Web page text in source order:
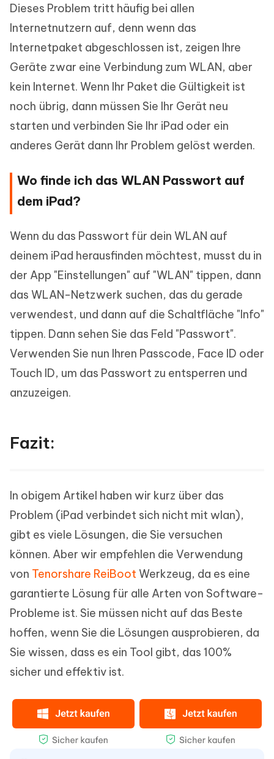
Dieses Problem tritt häufig bei allen
Internetnutzern auf, denn wenn das
Internetpaket abgeschlossen ist, zeigen Ihre
Geräte zwar eine Verbindung zum WLAN, aber
kein Internet. Wenn Ihr Paket die Gültigkeit ist
noch übrig, dann müssen Sie Ihr Gerät neu
starten und verbinden Sie Ihr iPad oder ein
anderes Gerät dann Ihr Problem gelöst werden.
Wo finde ich das WLAN Passwort auf
dem iPad?
Wenn du das Passwort für dein WLAN auf
deinem iPad herausfinden möchtest, musst du in
der App "Einstellungen" auf "WLAN" tippen, dann
das WLAN-Netzwerk suchen, das du gerade
verwendest, und dann auf die Schaltfläche "Info"
tippen. Dann sehen Sie das Feld "Passwort".
Verwenden Sie nun Ihren Passcode, Face ID oder
Touch ID, um das Passwort zu entsperren und
anzuzeigen.
Fazit:
In obigem Artikel haben wir kurz über das
Problem (iPad verbindet sich nicht mit wlan),
gibt es viele Lösungen, die Sie versuchen
können. Aber wir empfehlen die Verwendung
von Tenorshare ReiBoot Werkzeug, da es eine
garantierte Lösung für alle Arten von Software-
Probleme ist. Sie müssen nicht auf das Beste
hoffen, wenn Sie die Lösungen ausprobieren, da
Sie wissen, dass es ein Tool gibt, das 100%
sicher und effektiv ist.